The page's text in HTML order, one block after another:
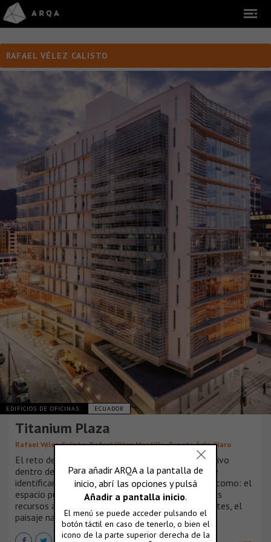
RAFAEL VÉLEZ CALISTO
EDIFICIOS DE OFICINAS ECUADOR
Titanium Plaza
Rafael Vélez Calisto,Rafael Vélez Mantilla,Renato Ávila Claro
El reto de insertar un edificio de carácter corporativo
dentro de una zona consolidada de la ciudad exige
identificar rasgos implícitos en el contexto tales como: el
espacio público, la escala, la heterogeneidad de los
recursos arquitectónicos en los edificios circundantes, el
paisaje natural y sus visuales, etc.